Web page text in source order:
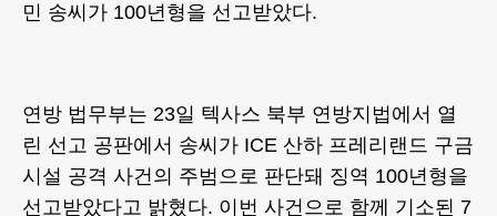
민 송씨가 100년형을 선고받았다.
연방 법무부는 23일 텍사스 북부 연방지법에서 열
린 선고 공판에서 송씨가 ICE 산하 프레리랜드 구금
시설 공격 사건의 주범으로 판단돼 징역 100년형을
선고받았다고 밝혔다. 이번 사건으로 함께 기소된 7